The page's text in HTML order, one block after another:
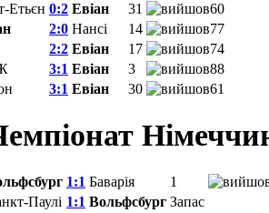
Етьєн 0:2 Евіан 31
60
2:0 Нансі 14
77
2:2 Евіан 17
74
3:1 Евіан 3
88
3:1 Евіан 30 61
1:1 Баварія
1
Паулі 1:1 Вольфсбург Запас